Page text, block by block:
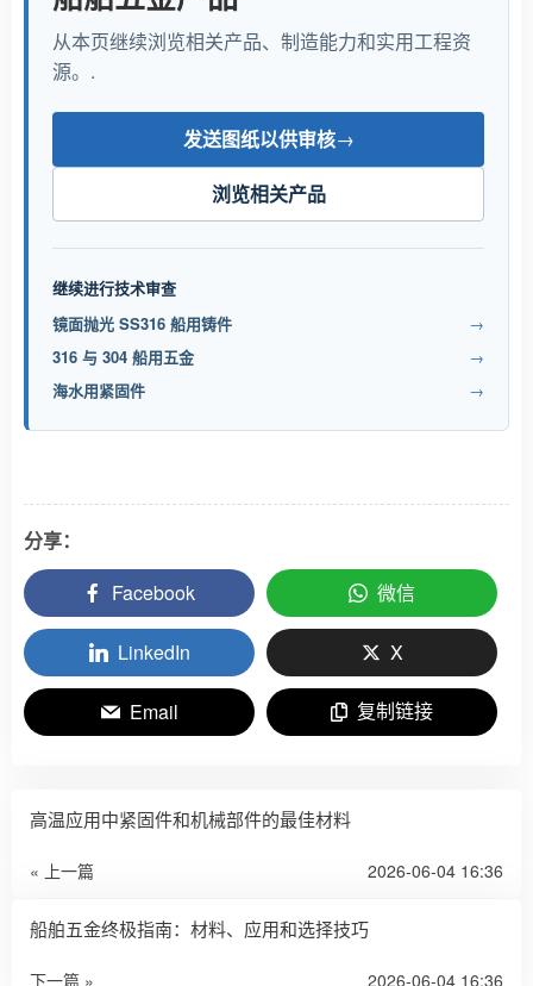
从本页继续浏览相关产品、制造能力和实用工程资
源。.
发送图纸以供审核→
浏览相关产品
继续进行技术审查
镜面抛光 SS316 船用铸件
→
316 与 304 船用五金
→
海水用紧固件
→
分享：
Facebook
微信
LinkedIn X
Email 复制链接
高温应用中紧固件和机械部件的最佳材料
« 上一篇 2026-06-04 16:36
船舶五金终极指南：材料、应用和选择技巧
下一篇 » 2026-06-04 16:36